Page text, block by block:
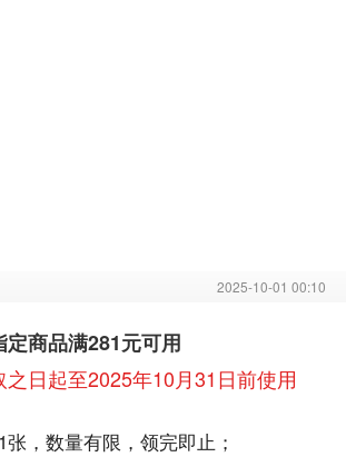
2025-10-01 00:10
商品满281元可用
日起至2025年10月31日前使用
，数量有限，领完即止；